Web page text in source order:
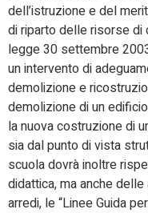
dell’istruzione e del
di riparto delle risorse di
legge 30 settembre
un intervento di
demolizione e
demolizione di un
la nuova costruzione di
sia dal punto di vista
scuola dovrà inoltre
didattica, ma anche
arredi, le “Linee Guida